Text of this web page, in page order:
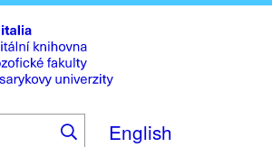
to
main
content
English